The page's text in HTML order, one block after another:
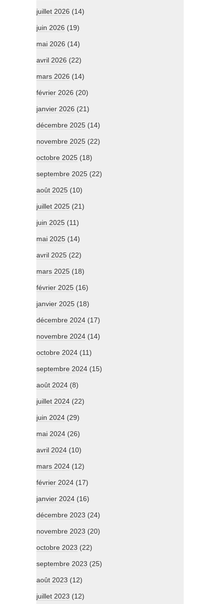
juillet 2026 (14)
juin 2026 (19)
mai 2026 (14)
avril 2026 (22)
mars 2026 (14)
février 2026 (20)
janvier 2026 (21)
décembre 2025 (14)
novembre 2025 (22)
octobre 2025 (18)
septembre 2025 (22)
août 2025 (10)
juillet 2025 (21)
juin 2025 (11)
mai 2025 (14)
avril 2025 (22)
mars 2025 (18)
février 2025 (16)
janvier 2025 (18)
décembre 2024 (17)
novembre 2024 (14)
octobre 2024 (11)
septembre 2024 (15)
août 2024 (8)
juillet 2024 (22)
juin 2024 (29)
mai 2024 (26)
avril 2024 (10)
mars 2024 (12)
février 2024 (17)
janvier 2024 (16)
décembre 2023 (24)
novembre 2023 (20)
octobre 2023 (22)
septembre 2023 (25)
août 2023 (12)
juillet 2023 (12)